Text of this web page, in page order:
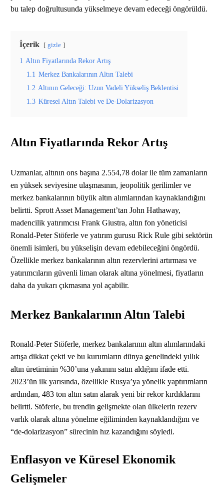
bu talep doğrultusunda yükselmeye devam edeceği öngörüldü​.
İçerik gizle
1 Altın Fiyatlarında Rekor Artış
1.1 Merkez Bankalarının Altın Talebi
1.2 Altının Geleceği: Uzun Vadeli Yükseliş Beklentisi
1.3 Küresel Altın Talebi ve De-Dolarizasyon
Altın Fiyatlarında Rekor Artış
Uzmanlar, altının ons başına 2.554,78 dolar ile tüm zamanların
en yüksek seviyesine ulaşmasının, jeopolitik gerilimler ve
merkez bankalarının büyük altın alımlarından kaynaklandığını
belirtti. Sprott Asset Management’tan John Hathaway,
madencilik yatırımcısı Frank Giustra, altın fon yöneticisi
Ronald-Peter Stöferle ve yatırım gurusu Rick Rule gibi sektörün
önemli isimleri, bu yükselişin devam edebileceğini öngördü.
Özellikle merkez bankalarının altın rezervlerini artırması ve
yatırımcıların güvenli liman olarak altına yönelmesi, fiyatların
daha da yukarı çıkmasına yol açabilir.
Merkez Bankalarının Altın Talebi
Ronald-Peter Stöferle, merkez bankalarının altın alımlarındaki
artışa dikkat çekti ve bu kurumların dünya genelindeki yıllık
altın üretiminin %30’una yakınını satın aldığını ifade etti.
2023’ün ilk yarısında, özellikle Rusya’ya yönelik yaptırımların
ardından, 483 ton altın satın alarak yeni bir rekor kırdıklarını
belirtti. Stöferle, bu trendin gelişmekte olan ülkelerin rezerv
varlık olarak altına yönelme eğiliminden kaynaklandığını ve
“de-dolarizasyon” sürecinin hız kazandığını söyledi.
Enflasyon ve Küresel Ekonomik
Gelişmeler